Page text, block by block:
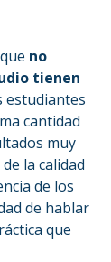
no
tienen
estudiantes
cantidad
muy
la calidad
de los
de hablar
que